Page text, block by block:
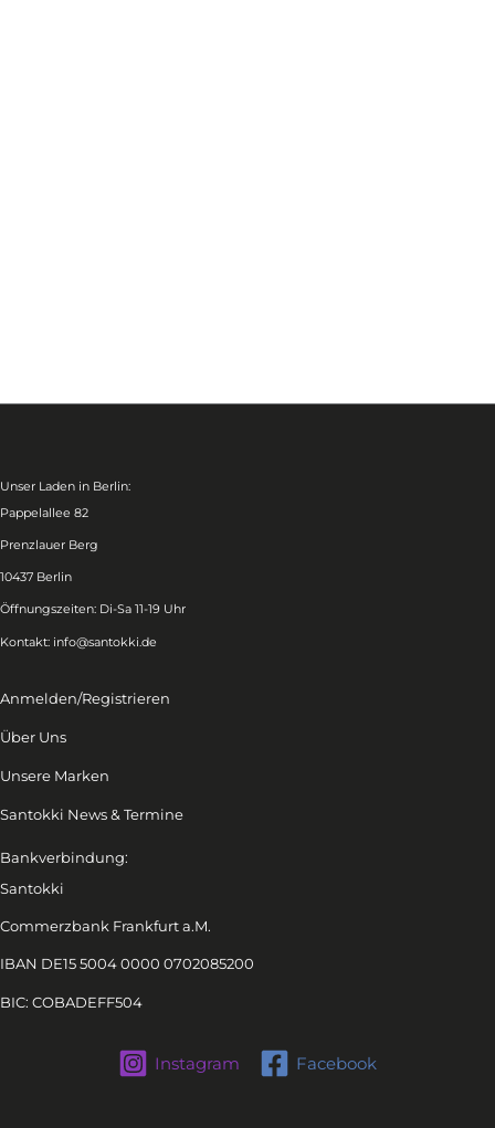
Unser Laden in Berlin:
Pappelallee 82
Prenzlauer Berg
10437 Berlin
Öffnungszeiten: Di-Sa 11-19 Uhr
Kontakt: info@santokki.de
Anmelden/Registrieren
Über Uns
Unsere Marken
Santokki News & Termine
Bankverbindung:
Santokki
Commerzbank Frankfurt a.M.
IBAN DE15 5004 0000 0702085200
BIC: COBADEFF504
Instagram Facebook